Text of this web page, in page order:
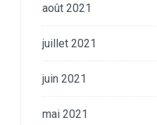
août 2021
juillet 2021
juin 2021
mai 2021